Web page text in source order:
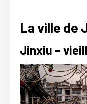
La ville de
Jinxiu –